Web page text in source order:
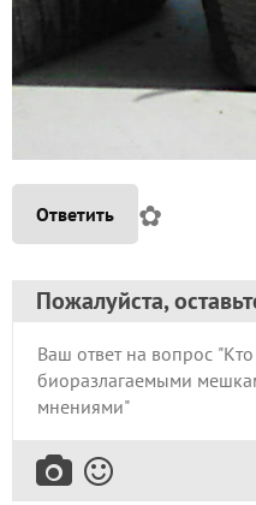
Ответить ✿
Пожалуйста,